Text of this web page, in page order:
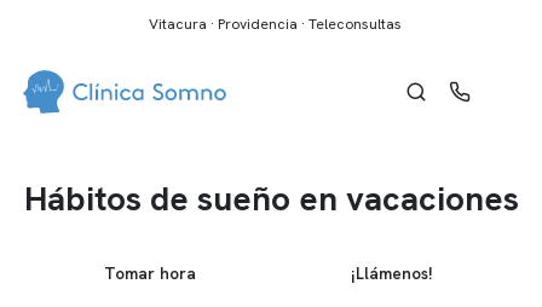
Vitacura · Providencia · Teleconsultas
Hábitos de sueño en vacaciones
Tomar hora ¡Llámenos!